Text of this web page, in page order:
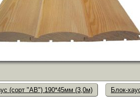
(сорт "АB") 190*45мм (3,0м) Блок-